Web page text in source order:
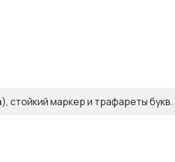
стойкий маркер и трафареты букв.